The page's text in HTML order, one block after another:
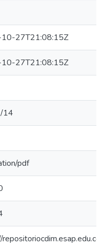
27T21:08:15Z
27T21:08:15Z
14
pdf